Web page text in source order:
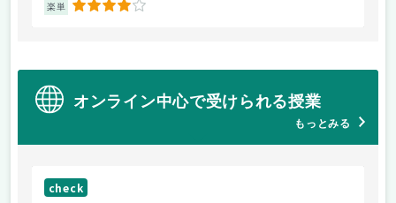
楽単 4
オンライン中心で受けられる授業
もっとみる
check